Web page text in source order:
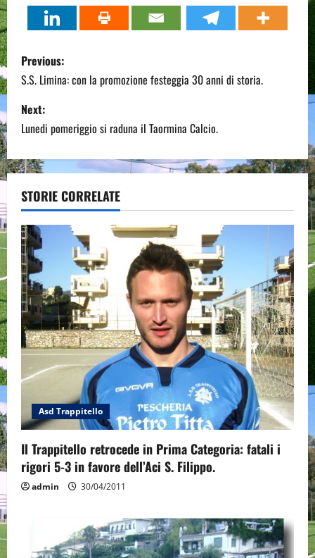
P
o
s
t
n
a
v
i
g
a
t
i
o
n
Previous:
S.S. Limina: con la promozione festeggia 30 anni di storia.
Next:
Lunedi pomeriggio si raduna il Taormina Calcio.
STORIE CORRELATE
Asd Trappitello
Il Trappitello retrocede in Prima Categoria: fatali i
rigori 5-3 in favore dell’Aci S. Filippo.
admin 30/04/2011